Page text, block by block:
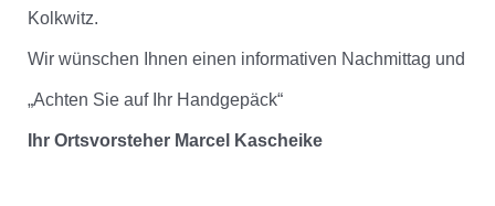
Kolkwitz.
Wir wünschen Ihnen einen informativen Nachmittag und
„Achten Sie auf Ihr Handgepäck“
Ihr Ortsvorsteher Marcel Kascheike